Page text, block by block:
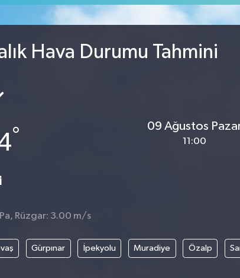
Hava Durumu Tahmini
°
09 Ağustos
11:00
Rüzgar: 3.00 m/s
Gürpınar İpekyolu Muradiye Özalp